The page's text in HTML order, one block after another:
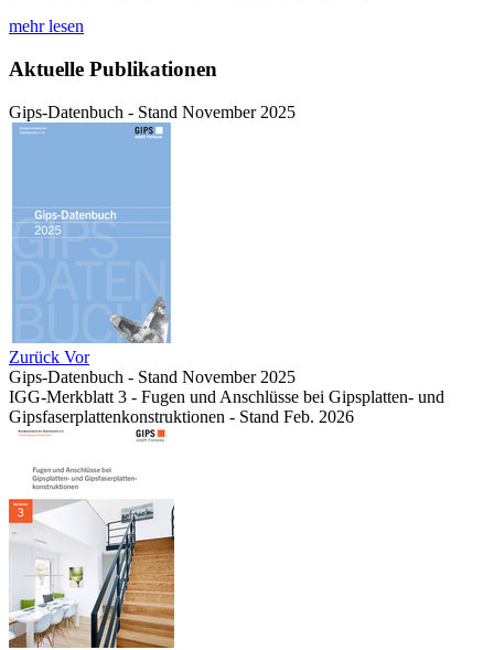
mehr lesen
Aktuelle Publikationen
Gips-Datenbuch - Stand November 2025
Zurück Vor
Gips-Datenbuch - Stand November 2025
IGG-Merkblatt 3 - Fugen und Anschlüsse bei Gipsplatten- und
Gipsfaserplattenkonstruktionen - Stand Feb. 2026